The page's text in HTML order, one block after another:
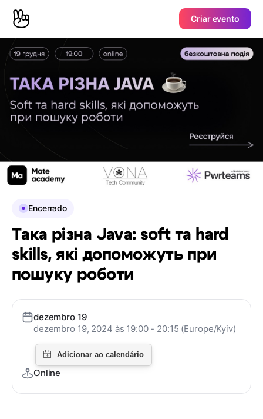
Criar evento
Encerrado
Така різна Java: soft та hard
skills, які допоможуть при
пошуку роботи
dezembro 19
dezembro 19, 2024 às 19:00 - 20:15 (Europe/Kyiv)
Online